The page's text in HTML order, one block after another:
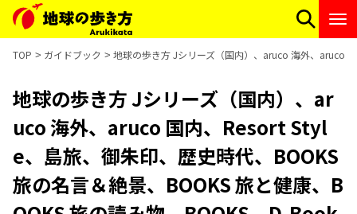
TOP ガイドブック 地球の歩き方 Jシリーズ（国内）、aruco 海外、aruco
地球の歩き方 Jシリーズ（国内）、ar
uco 海外、aruco 国内、Resort Styl
e、島旅、御朱印、歴史時代、BOOKS
旅の名言＆絶景、BOOKS 旅と健康、B